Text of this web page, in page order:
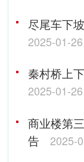
尽尾车下
2025-01-26
秦村桥上
2025-01-26
商业楼第
告
2025-